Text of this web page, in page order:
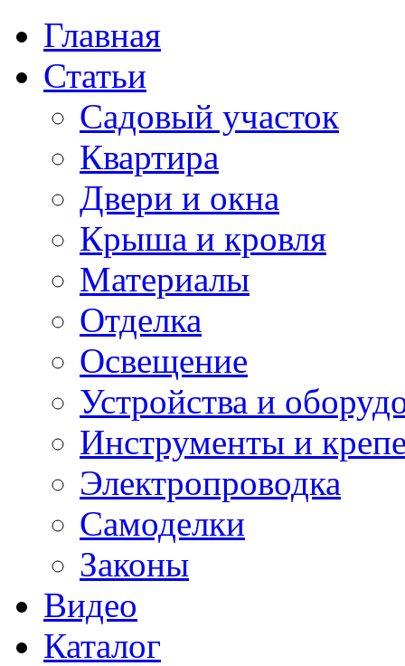
Главная
Статьи
Садовый участок
Квартира
Двери и окна
Крыша и кровля
Материалы
Отделка
Освещение
Устройства и
Инструменты и
Электропроводка
Самоделки
Законы
Видео
Каталог